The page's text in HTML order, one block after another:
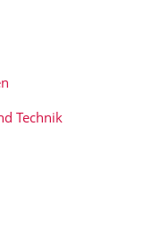
Technik